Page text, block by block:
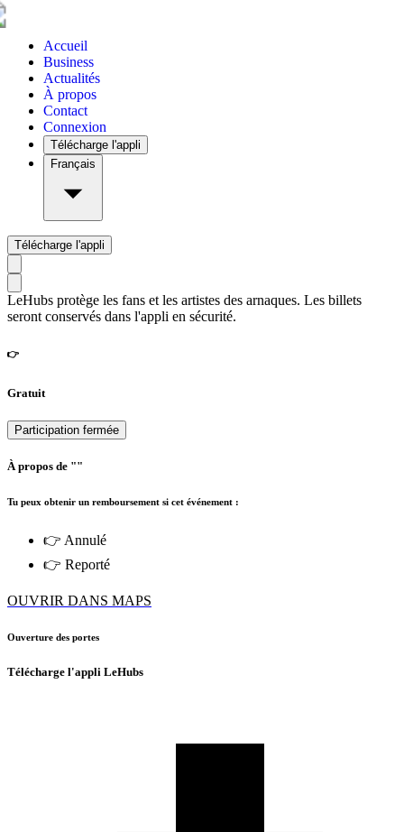
Accueil
Business
Actualités
À propos
Contact
Connexion
Télécharge l'appli
Français
Télécharge l'appli
LeHubs protège les fans et les artistes des arnaques. Les billets
seront conservés dans l'appli en sécurité.
👉
Gratuit
Participation fermée
À propos de ""
Tu peux obtenir un remboursement si cet événement :
👉 Annulé
👉 Reporté
OUVRIR DANS MAPS
Ouverture des portes
Télécharge l'appli LeHubs